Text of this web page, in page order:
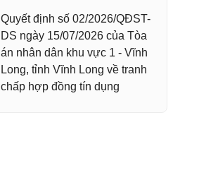
Quyết định số 02/2026/QĐST-
DS ngày 15/07/2026 của Tòa
án nhân dân khu vực 1 - Vĩnh
Long, tỉnh Vĩnh Long về tranh
chấp hợp đồng tín dụng